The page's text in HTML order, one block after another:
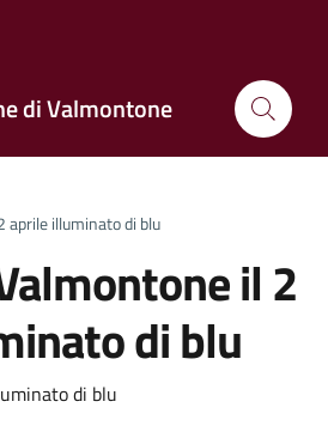
di Valmontone
aprile illuminato di blu
il 2
di blu
notizia
di blu